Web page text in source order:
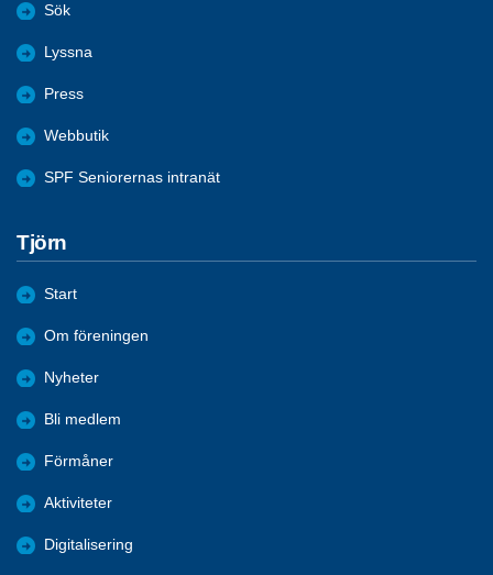
Sök
Lyssna
Press
Webbutik
SPF Seniorernas intranät
Tjörn
Start
Om föreningen
Nyheter
Bli medlem
Förmåner
Aktiviteter
Digitalisering